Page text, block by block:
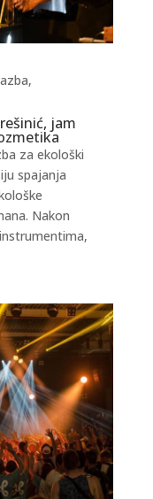
jam
,
za ekološki
spajanja
Nakon